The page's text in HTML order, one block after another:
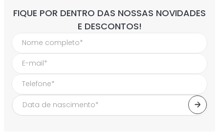
FIQUE POR DENTRO DAS NOSSAS NOVIDADES
E DESCONTOS!